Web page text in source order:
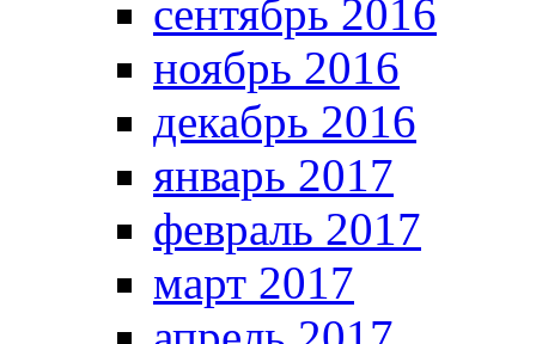
сентябрь 2016
ноябрь 2016
декабрь 2016
январь 2017
февраль 2017
март 2017